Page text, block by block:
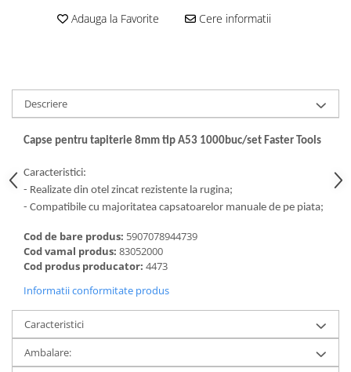
Carote, freze si accesorii pentru
Accesorii pentru frezare
Carote pentru ceramica
Dischete pentru slefuire ceramica
Carote HSS
Carote si accesorii pentru zidarie
Freze pentru gaurire lemn si gips
carton
Discuri pentru taiere si slefuire
Discuri lamelare cu smirghel
Discuri pentru ferastrau circular
Discuri pentru slefuire gleturi
Discuri pentru taiere si polizare
metal
Adauga la Favorite Cere informatii
Descriere
Capse pentru tapiterie 8mm tip A53 1000buc/set Faster Tools
Caracteristici:
- Realizate din otel zincat rezistente la rugina;
- Compatibile cu majoritatea capsatoarelor manuale de pe piata;
Cod de bare produs: 5907078944739
Cod vamal produs: 83052000
Cod produs producator: 4473
Informatii conformitate produs
Caracteristici
Ambalare: